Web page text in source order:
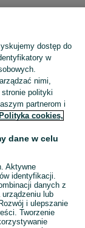
Sprzedaż pozostałych ubrań damskich Łowicz ▶️ Różne materiały i kolory ✅ Nowe i używane w atrakcyjnych cenach ✌ Sprawdź oferty na OLX.pl! Zobacz
dostęp do
w
nimi,
polityki
partnerom i
Polityka cookies,
dane w celu
Aktywne
identyfikacji.
danych z
lub
i ulepszanie
Tworzenie